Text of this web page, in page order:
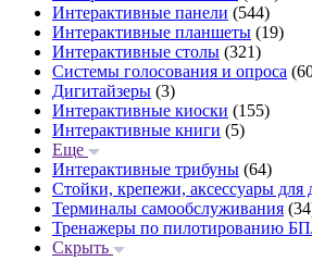
Интерактивные панели (544)
Интерактивные планшеты (19)
Интерактивные столы (321)
Системы голосования и опроса
Дигитайзеры (3)
Интерактивные киоски (155)
Интерактивные книги (5)
Еще
Интерактивные трибуны (64)
Стойки, крепежи, аксессуары для
Терминалы самообслуживания
Тренажеры по пилотированию
Скрыть